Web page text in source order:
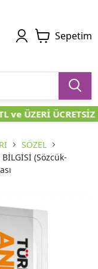
Sepetim
ve ÜZERİ ÜCRETSİZ
SÖZEL
(Sözcük-